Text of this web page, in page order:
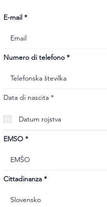
E-mail
Numero di telefono
Data di nascita *r
u
i
r
EMSO
Cittadinanza